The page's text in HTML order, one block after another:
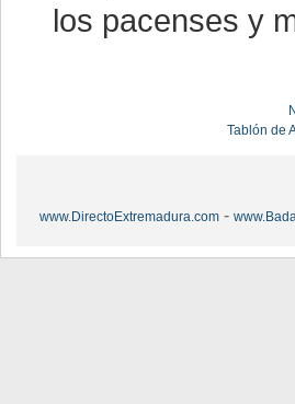
los pacenses y
Tablón de
www.DirectoExtremadura.com -